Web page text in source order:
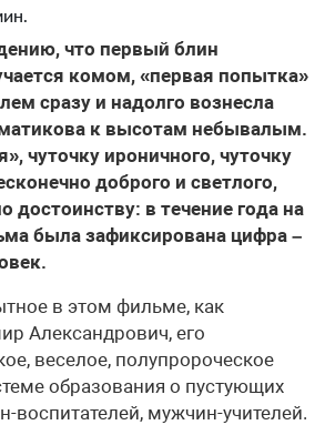
что первый блин
комом, «первая попытка»
сразу и надолго вознесла
к высотам небывалым.
чуточку ироничного, чуточку
доброго и светлого,
достоинству: в течение года на
была зафиксирована цифра –
в этом фильме, как
Александрович, его
веселое, полупророческое
образования о пустующих
воспитателей, мужчин-учителей.